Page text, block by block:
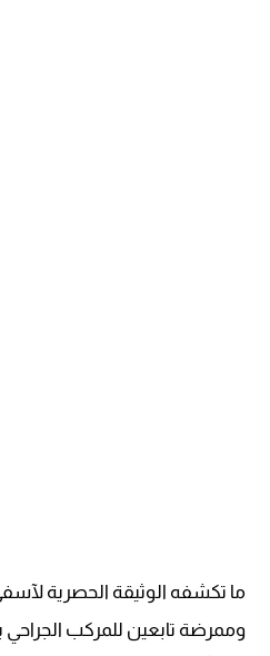
وممرضة تابعين للمركب